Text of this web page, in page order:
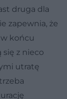
druga dla
zapewnia, że
końcu
się z nieco
utratę